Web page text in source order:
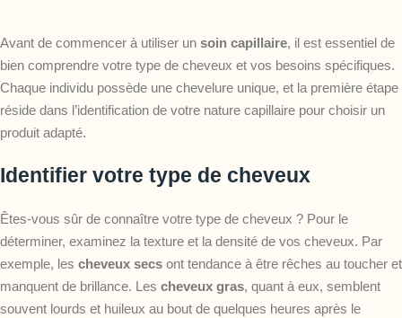
Avant de commencer à utiliser un soin capillaire, il est essentiel de
bien comprendre votre type de cheveux et vos besoins spécifiques.
Chaque individu possède une chevelure unique, et la première étape
réside dans l’identification de votre nature capillaire pour choisir un
produit adapté.
Identifier votre type de cheveux
Êtes-vous sûr de connaître votre type de cheveux ? Pour le
déterminer, examinez la texture et la densité de vos cheveux. Par
exemple, les cheveux secs ont tendance à être rêches au toucher et
manquent de brillance. Les cheveux gras, quant à eux, semblent
souvent lourds et huileux au bout de quelques heures après le